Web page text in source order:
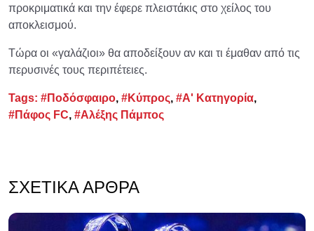
προκριματικά και την έφερε πλειστάκις στο χείλος του
αποκλεισμού.
Τώρα οι «γαλάζιοι» θα αποδείξουν αν και τι έμαθαν από τις
περυσινές τους περιπέτειες.
Tags: #Ποδόσφαιρο, #Κύπρος, #Α' Κατηγορία,
#Πάφος FC, #Αλέξης Πάμπος
ΣΧΕΤΙΚΆ ΆΡΘΡΑ